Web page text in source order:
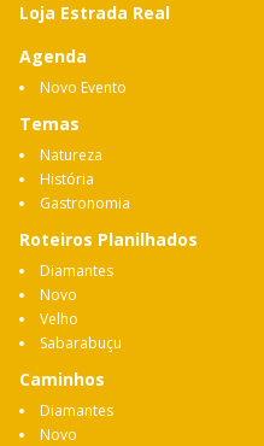
Loja Estrada Real
Agenda
Novo Evento
Temas
Natureza
História
Gastronomia
Roteiros Planilhados
Diamantes
Novo
Velho
Sabarabuçu
Caminhos
Diamantes
Novo